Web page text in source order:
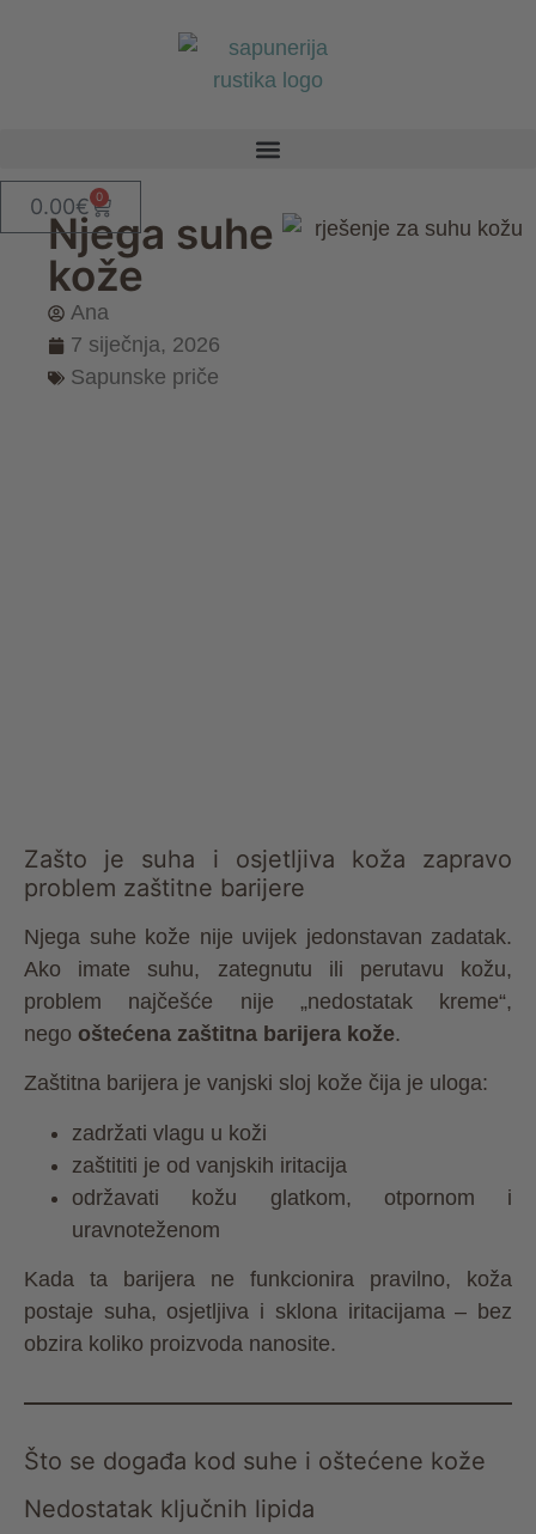
0.00€ 0
Njega suhe
kože
Ana
7 siječnja, 2026
Sapunske priče
Zašto je suha i osjetljiva koža zapravo
problem zaštitne barijere
Njega suhe kože nije uvijek jedonstavan zadatak.
Ako imate suhu, zategnutu ili perutavu kožu,
problem najčešće nije „nedostatak kreme“,
nego oštećena zaštitna barijera kože.
Zaštitna barijera je vanjski sloj kože čija je uloga:
zadržati vlagu u koži
zaštititi je od vanjskih iritacija
održavati kožu glatkom, otpornom i
uravnoteženom
Kada ta barijera ne funkcionira pravilno, koža
postaje suha, osjetljiva i sklona iritacijama – bez
obzira koliko proizvoda nanosite.
Što se događa kod suhe i oštećene kože
Nedostatak ključnih lipida